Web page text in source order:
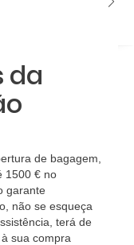
da
de bagagem,
1500 € no
garante
não se esqueça
terá de
sua compra